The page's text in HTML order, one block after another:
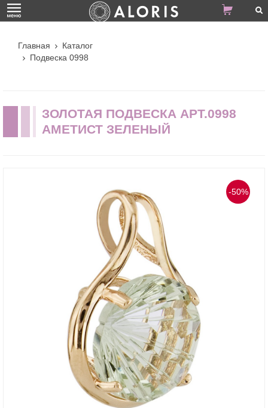
Главная
Каталог
Подвеска 0998
ЗОЛОТАЯ ПОДВЕСКА АРТ.0998
АМЕТИСТ ЗЕЛЕНЫЙ
-50%